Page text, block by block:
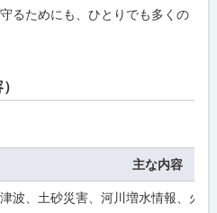
るためにも、ひとりでも多くの
主な内容
波、土砂災害、河川増水情報、火